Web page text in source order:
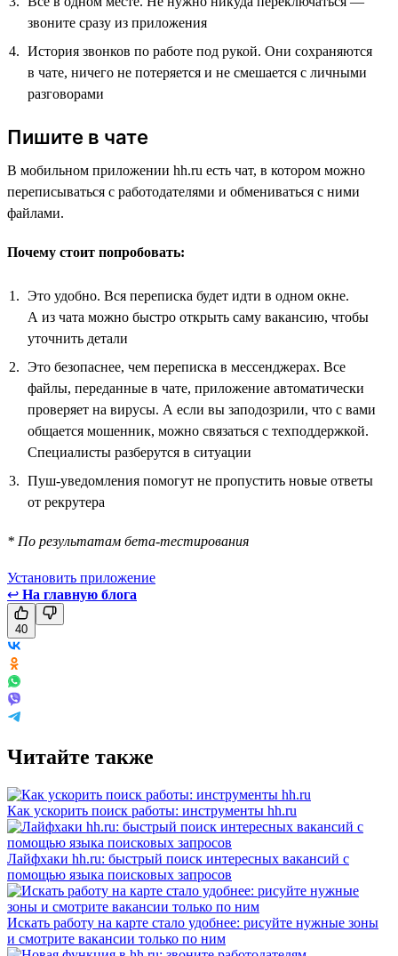
звоните сразу из приложения
История звонков по работе под рукой. Они сохраняются
в чате, ничего не потеряется и не смешается с личными
разговорами
Пишите в чате
В мобильном приложении hh.ru есть чат, в котором можно
переписываться с работодателями и обмениваться с ними
файлами.
Почему стоит попробовать:
Это удобно. Вся переписка будет идти в одном окне.
А из чата можно быстро открыть саму вакансию, чтобы
уточнить детали
Это безопаснее, чем переписка в мессенджерах. Все
файлы, переданные в чате, приложение автоматически
проверяет на вирусы. А если вы заподозрили, что с вами
общается мошенник, можно связаться с техподдержкой.
Специалисты разберутся в ситуации
Пуш-уведомления помогут не пропустить новые ответы
от рекрутера
* По результатам бета-тестирования
Установить приложение
↩ На главную блога
40
Читайте также
Как ускорить поиск работы: инструменты hh.ru
Лайфхаки hh.ru: быстрый поиск интересных вакансий с
помощью языка поисковых запросов
Искать работу на карте стало удобнее: рисуйте нужные зоны
и смотрите вакансии только по ним